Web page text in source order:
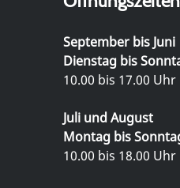
September bis Juni
Dienstag bis
10.00 bis 17.00 Uhr
Juli und August
Montag bis
10.00 bis 18.00 Uhr